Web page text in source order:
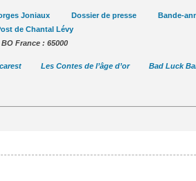
Joniaux Dossier de presse
Bande-
de Chantal Lévy
BO France : 65000
Les Contes de l’âge d’or
Bad Luck